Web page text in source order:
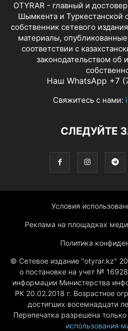
OTYRAR - главный и
Шымкента и Туркестанской
собственник сетевого
материалы,
соответствии с
законодательством об
Наш WhatsApp +7
Свяжитесь с нами:
СЛЕДУЙТЕ
Условия
Реклама на площадках
Политика
© Сетевое издание "otyrar.kz"
о постановке на учет №
информации Министерства
РК 20.02.2018 г. Возрастное
достигших восемнадцати
Перепечатка разрешена
использования